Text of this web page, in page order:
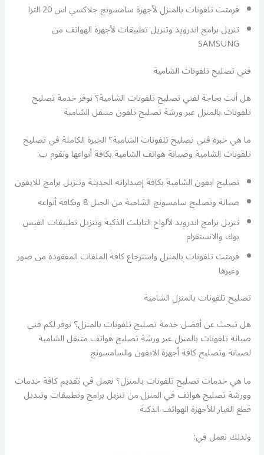
فرمتت تلفونات بالمنزل لأجهزة سامسونج جلاكسي اس 20 الترا
تنزيل برامج اندرويد وتنزيل تطبيقات لأجهزة الهواتف من
SAMSUNG
فني تصليح تلفونات الشامية
هل أنت بحاجة لفني تصليح تلفونات الشامية؟ نوفر خدمة تصليح
تلفونات بالمنزل عبر ورشة تصليح تلفون متنقل الشامية
ما هي خبرة فني تصليح تلفونات الشامية؟ الخبرة الكاملة في تصليح
تلفونات الشامية وصيانة هواتف الشامية بكافة أنواعها ونقوم ب:
تصليح ايفون الشامية بكافة إصداراته الحديثة وتنزيل برامج للايفون
صيانة وتصليح سامسونج الشامية من الجيل 8 وبكافة أنواعه
تنزيل برامج اندرويد لألواح التابلت الذكية وتنزيل تطبيقات الفيس
بوك والانستقرام
فرمتت تلفونات بالمنزل واسترجاع كافة الملفات المفقودة من صور
وغيرها
تصليح تلفونات بالمنزل الشامية
هل تبحث عن أفضل خدمة تصليح تلفونات بالمنزل؟ نوفر لكم فني
صيانة تلفونات بالمنزل عبر ورشة تصليح هواتف متنقل الشامية
لصيانة وتصليح كافة أجهزة الايفون والسامسونج
ما هي خدمات تصليح تلفونات بالمنزل؟ نعمل في تقديم كافة خدمات
وورشة تصليح هواتف في المنزل من تنزيل برامج وتطبيقات وتبديل
قطع الغيار للأجهزة الهواتف الذكية
ولذلك نعمل في: